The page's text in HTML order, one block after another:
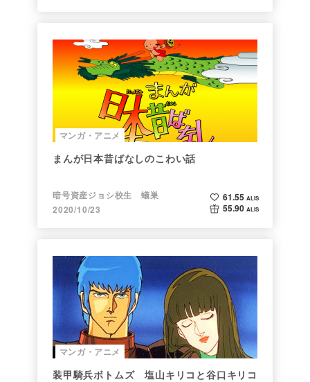
マンガ・アニメ
まんが日本昔ばなしのこわい話
暗号資産ジョシ校生 蟻巣
2020/10/23
61.55 ALIS
55.90 ALIS
マンガ・アニメ
装甲騎兵ボトムズ 塩山キリコと谷口キリコ